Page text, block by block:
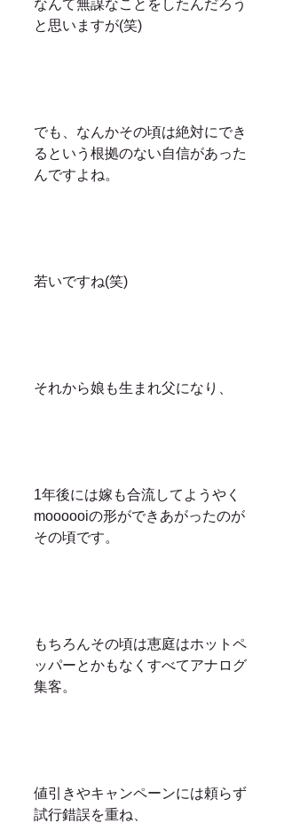
なんて無謀なことをしたんだろう
と思いますが(笑)
でも、なんかその頃は絶対にでき
るという根拠のない自信があった
んですよね。
若いですね(笑)
それから娘も生まれ父になり、
1年後には嫁も合流してようやく
moooooiの形ができあがったのが
その頃です。
もちろんその頃は恵庭はホットペ
ッパーとかもなくすべてアナログ
集客。
値引きやキャンペーンには頼らず
試行錯誤を重ね、